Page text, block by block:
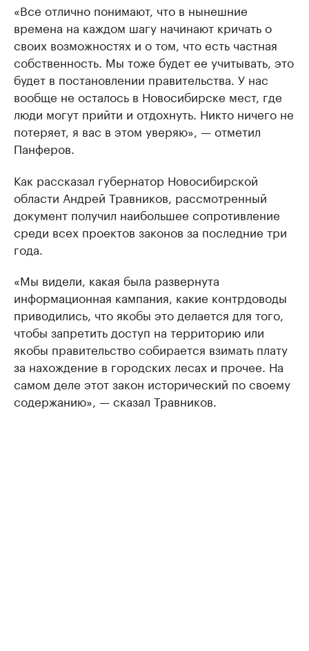
«Все отлично понимают, что в нынешние
времена на каждом шагу начинают кричать о
своих возможностях и о том, что есть частная
собственность. Мы тоже будет ее учитывать, это
будет в постановлении правительства. У нас
вообще не осталось в Новосибирске мест, где
люди могут прийти и отдохнуть. Никто ничего не
потеряет, я вас в этом уверяю», — отметил
Панферов.
Как рассказал губернатор Новосибирской
области Андрей Травников, рассмотренный
документ получил наибольшее сопротивление
среди всех проектов законов за последние три
года.
«Мы видели, какая была развернута
информационная кампания, какие контрдоводы
приводились, что якобы это делается для того,
чтобы запретить доступ на территорию или
якобы правительство собирается взимать плату
за нахождение в городских лесах и прочее. На
самом деле этот закон исторический по своему
содержанию», — сказал Травников.